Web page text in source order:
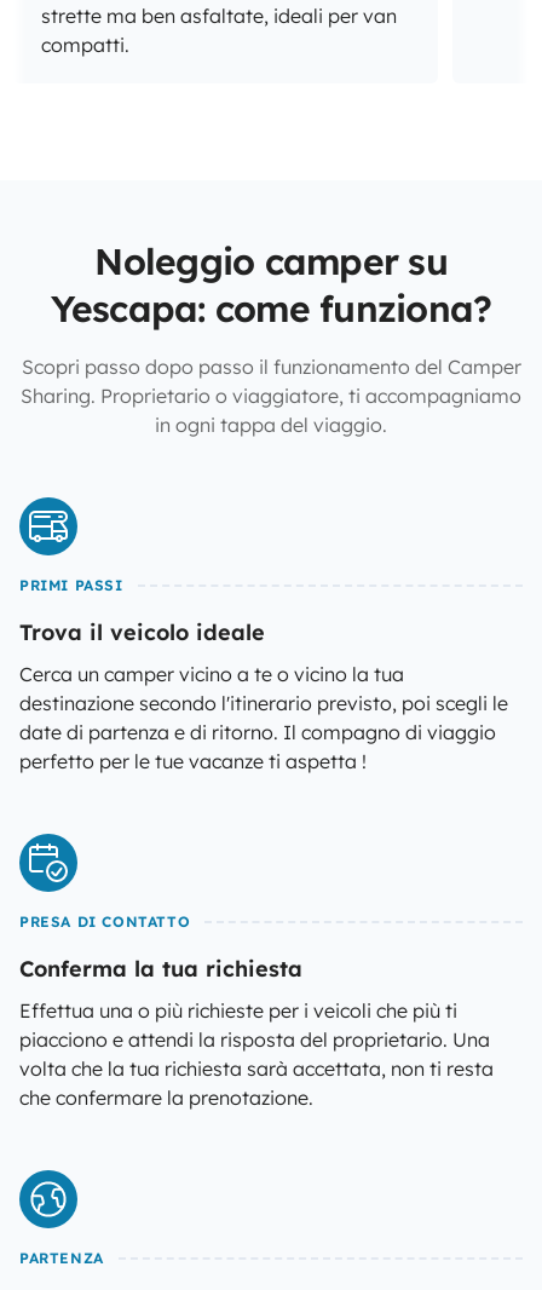
strette ma ben asfaltate, ideali per van
compatti.
Noleggio camper su
Yescapa: come funziona?
Scopri passo dopo passo il funzionamento del Camper
Sharing. Proprietario o viaggiatore, ti accompagniamo
in ogni tappa del viaggio.
PRIMI PASSI
Trova il veicolo ideale
Cerca un camper vicino a te o vicino la tua
destinazione secondo l'itinerario previsto, poi scegli le
date di partenza e di ritorno. Il compagno di viaggio
perfetto per le tue vacanze ti aspetta !
PRESA DI CONTATTO
Conferma la tua richiesta
Effettua una o più richieste per i veicoli che più ti
piacciono e attendi la risposta del proprietario. Una
volta che la tua richiesta sarà accettata, non ti resta
che confermare la prenotazione.
PARTENZA